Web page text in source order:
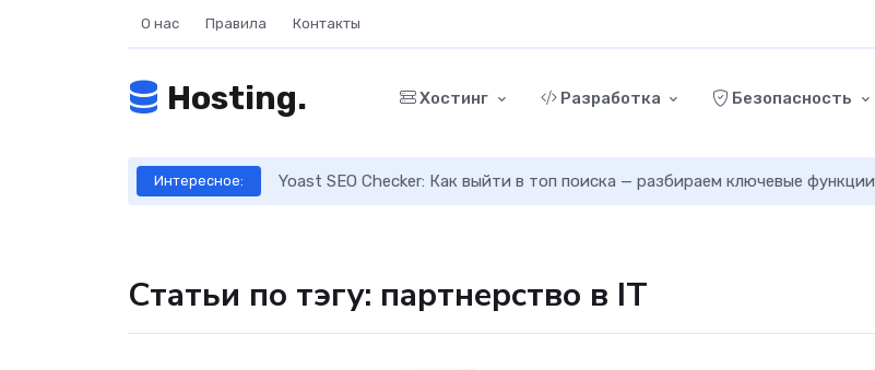
О нас Правила Контакты
Hosting. Хостинг Разработка Безопасность
Интересное: Yoast SEO Checker: Как выйти в топ поиска — разбираем ключевые функции
Статьи по тэгу: партнерство в IT